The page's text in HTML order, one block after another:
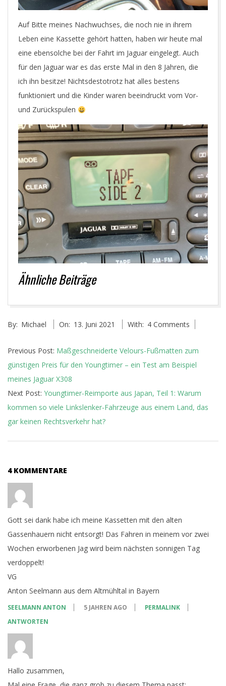
Auf Bitte meines Nachwuchses, die noch nie in ihrem
Leben eine Kassette gehört hatten, haben wir heute mal
eine ebensolche bei der Fahrt im Jaguar eingelegt. Auch
für den Jaguar war es das erste Mal in den 8 Jahren, die
ich ihn besitze! Nichtsdestotrotz hat alles bestens
funktioniert und die Kinder waren beeindruckt vom Vor-
und Zurückspulen
Ähnliche Beiträge
06-
By: Michael On: 13. Juni 2021 With: 4 Comments
Previous Post: Maßgeschneiderte Velours-Fußmatten zum
günstigen Preis für den Youngtimer – ein Test am Beispiel
meines Jaguar X308
Next Post: Youngtimer-Reimporte aus Japan, Teil 1: Warum
kommen so viele Linkslenker-Fahrzeuge aus einem Land, das
gar keinen Rechtsverkehr hat?
4 KOMMENTARE
Gott sei dank habe ich meine Kassetten mit den alten
Gassenhauern nicht entsorgt! Das Fahren in meinem vor zwei
Wochen erworbenen Jag wird beim nächsten sonnigen Tag
verdoppelt!
VG
Anton Seelmann aus dem Altmühltal in Bayern
SEELMANN ANTON 5 JAHREN AGO
PERMALINK
ANTWORTEN
Hallo zusammen,